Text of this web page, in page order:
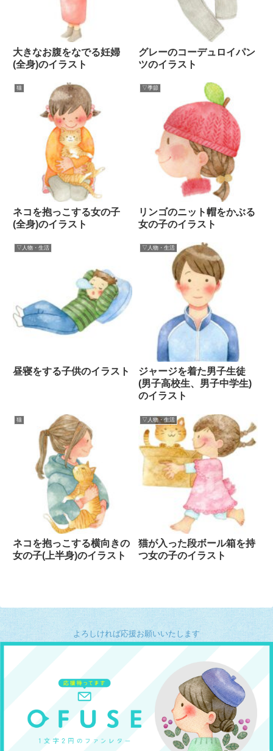
大きなお腹をなでる妊婦
(全身)のイラスト
グレーのコーデュロイパン
ツのイラスト
猫
ネコを抱っこする女の子
(全身)のイラスト
▽季節
リンゴのニット帽をかぶる
女の子のイラスト
▽人物・生活
昼寝をする子供のイラスト
▽人物・生活
ジャージを着た男子生徒
(男子高校生、男子中学生)
のイラスト
猫
ネコを抱っこする横向きの
女の子(上半身)のイラスト
▽人物・生活
猫が入った段ボール箱を持
つ女の子のイラスト
よろしければ応援お願いいたします